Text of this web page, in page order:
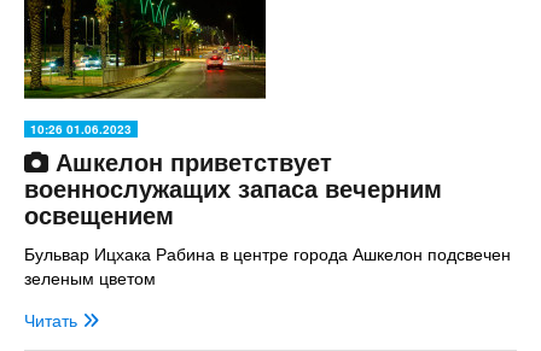
10:26 01.06.2023
Ашкелон приветствует
военнослужащих запаса вечерним
освещением
Бульвар Ицхака Рабина в центре города Ашкелон подсвечен
зеленым цветом
Читать